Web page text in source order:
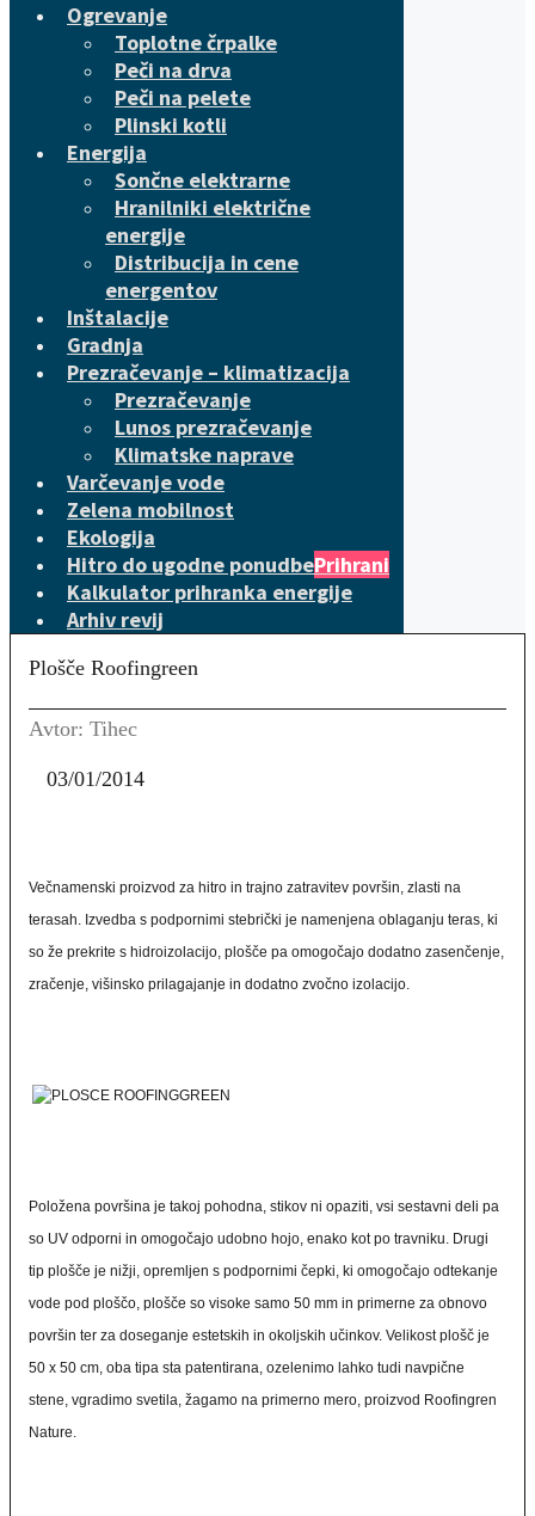
Ogrevanje
Toplotne črpalke
Peči na drva
Peči na pelete
Plinski kotli
Energija
Sončne elektrarne
Hranilniki električne
energije
Distribucija in cene
energentov
Inštalacije
Gradnja
Prezračevanje – klimatizacija
Prezračevanje
Lunos prezračevanje
Klimatske naprave
Varčevanje vode
Zelena mobilnost
Ekologija
Hitro do ugodne ponudbePrihrani
Kalkulator prihranka energije
Arhiv revij
Plošče Roofingreen
Avtor: Tihec
03/01/2014
Večnamenski proizvod za hitro in trajno zatravitev površin, zlasti na
terasah. Izvedba s podpornimi stebrički je namenjena oblaganju teras, ki
so že prekrite s hidroizolacijo, plošče pa omogočajo dodatno zasenčenje,
zračenje, višinsko prilagajanje in dodatno zvočno izolacijo.
Položena površina je takoj pohodna, stikov ni opaziti, vsi sestavni deli pa
so UV odporni in omogočajo udobno hojo, enako kot po travniku. Drugi
tip plošče je nižji, opremljen s podpornimi čepki, ki omogočajo odtekanje
vode pod ploščo, plošče so visoke samo 50 mm in primerne za obnovo
površin ter za doseganje estetskih in okoljskih učinkov. Velikost plošč je
50 x 50 cm, oba tipa sta patentirana, ozelenimo lahko tudi navpične
stene, vgradimo svetila, žagamo na primerno mero, proizvod Roofingren
Nature.